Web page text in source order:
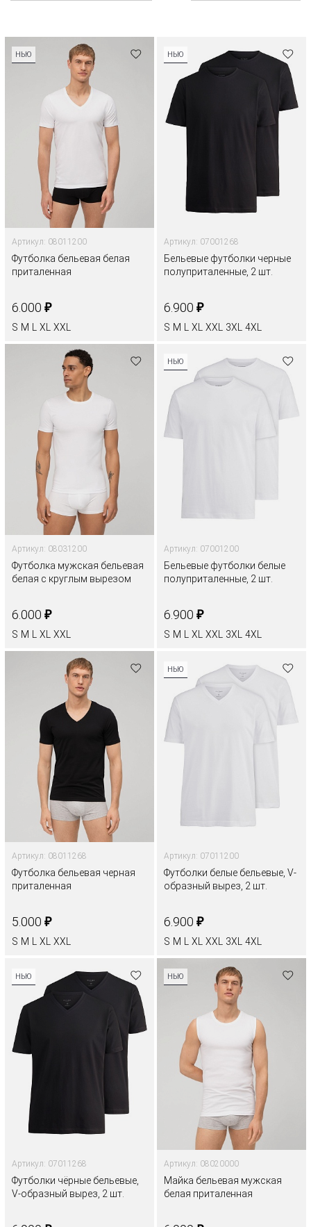
НЬЮ
Артикул: 08011200
Футболка бельевая белая
приталенная
6.000 ₽
S M XL XXL
НЬЮ
Артикул: 07001268
Бельевые футболки черные
полуприталенные, 2 шт.
6.900 ₽
S M XL XXL 3XL 4XL
Артикул: 08031200
Футболка мужская бельевая
белая с круглым вырезом
6.000 ₽
S M XL XXL
НЬЮ
Артикул: 07001200
Бельевые футболки белые
полуприталенные, 2 шт.
6.900 ₽
S M XL XXL 3XL 4XL
Артикул: 08011268
Футболка бельевая черная
приталенная
5.000 ₽
S M L XL XXL
НЬЮ
Артикул: 07011200
Футболки белые бельевые, V-
образный вырез, 2 шт.
6.900 ₽
S M L XL XXL 3XL 4XL
НЬЮ
Артикул: 07011268
Футболки чёрные бельевые,
V-образный вырез, 2 шт.
НЬЮ
Артикул: 08020000
Майка бельевая мужская
белая приталенная